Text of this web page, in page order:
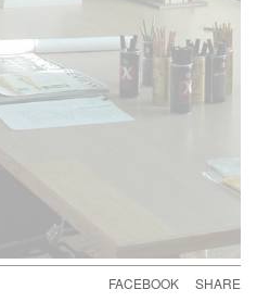
SHARE
FACEBOOK